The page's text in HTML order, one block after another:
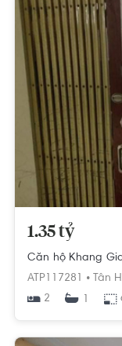
1.35 tỷ
ATP117281 • Tân
2